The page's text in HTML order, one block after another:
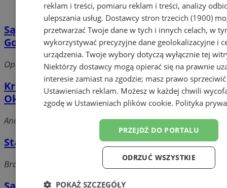
Sąd Arbitrażowy przy Regionalnej Izbie
Gospodarczej
Opolska, 40-084 Katowice
Krajowy Rejestr Karny przy Sądzie
Okręgowym
Andrzeja, 40-957 Katowice
Stały Polubowny Sąd Konsumencki
Brata Alberta, 40-020 Katowice
reklam i treści, pomiaru reklam i treści, analizy
ulepszania usług. Dostawcy stron trzecich (1900)
przetwarzać Twoje dane w tych i innych celach, w
wykorzystywać precyzyjne dane geolokalizacyjne i
urządzenia. Twoje wybory dotyczą wyłącznie tej
Niektórzy dostawcy mogą opierać się na prawnie
interesie zamiast na zgodzie; masz prawo
Ustawieniach reklam. Możesz w każdej chwili
zgodę w Ustawieniach plików cookie. Polityka
PRZEJDŹ DO PORTALU
ODRZUĆ WSZYSTKIE
POKAŻ SZCZEGÓŁY